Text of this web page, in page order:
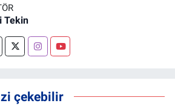
Tekin
çekebilir